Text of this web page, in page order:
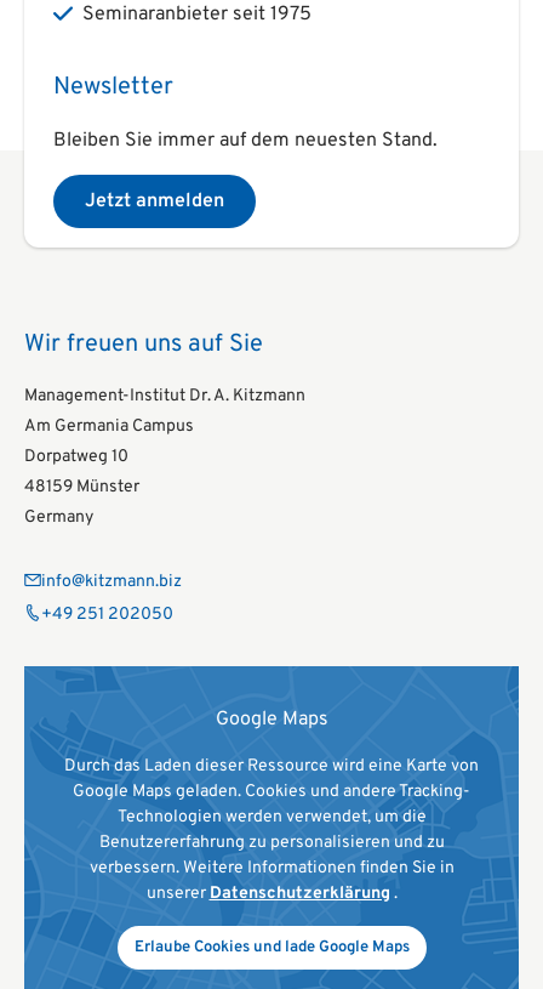
Seminaranbieter seit 1975
Newsletter
Bleiben Sie immer auf dem neuesten Stand.
Jetzt anmelden
Wir freuen uns auf Sie
Management-Institut Dr. A. Kitzmann
Am Germania Campus
Dorpatweg 10
48159 Münster
Germany
info@kitzmann.biz
+49 251 202050
Google Maps
Durch das Laden dieser Ressource wird eine Karte von
Google Maps geladen. Cookies und andere Tracking-
Technologien werden verwendet, um die
Benutzererfahrung zu personalisieren und zu
verbessern. Weitere Informationen finden Sie in
unserer Datenschutzerklärung .
Erlaube Cookies und lade Google Maps